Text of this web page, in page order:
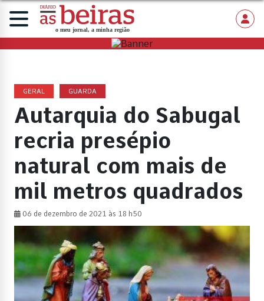
GERAL GUARDA
Autarquia do Sabugal
recria presépio
natural com mais de
mil metros quadrados
06 de dezembro de 2021 às 18 h50